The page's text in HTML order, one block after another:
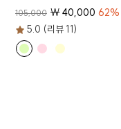
105,000 ₩40,000 62%
5.0 (리뷰 11)